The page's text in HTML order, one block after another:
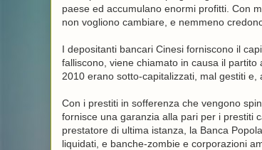
paese ed accumulano enormi profitti. Con
non vogliono cambiare, e nemmeno
I depositanti bancari Cinesi forniscono il
falliscono, viene chiamato in causa il
2010 erano sotto-capitalizzati, mal gestiti
Con i prestiti in sofferenza che vengono
fornisce una garanzia alla pari per i prestiti
prestatore di ultima istanza, la Banca
liquidati, e banche-zombie e corporazioni